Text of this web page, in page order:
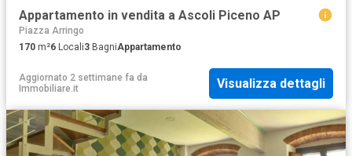
Appartamento in vendita a Ascoli Piceno AP
Piazza Arringo
170 m²6 Locali3 BagniAppartamento
Aggiornato 2 settimane fa da
Immobiliare.it
Visualizza dettagli